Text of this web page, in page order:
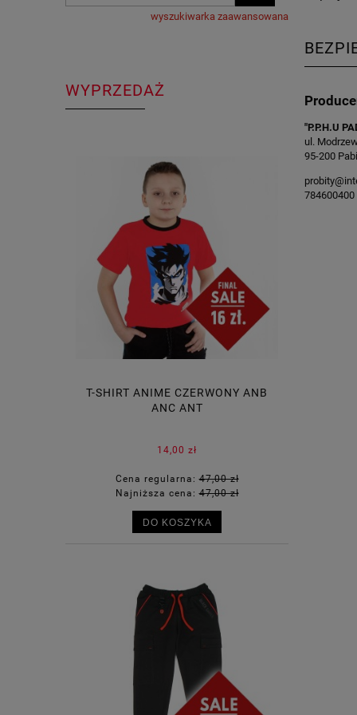
wyszukiwarka zaawansowana
WYPRZEDAŻ
T-SHIRT ANIME CZERWONY ANB
ANC ANT
14,00 zł
Cena regularna:47,00 zł
Najniższa cena:47,00 zł
DO KOSZYKA
"P.P.H.U
ul.
95-200
784600400